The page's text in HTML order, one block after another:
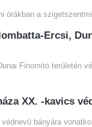
órákban a
Ercsi,
Finomitó területén
XX. -kavics
bányára